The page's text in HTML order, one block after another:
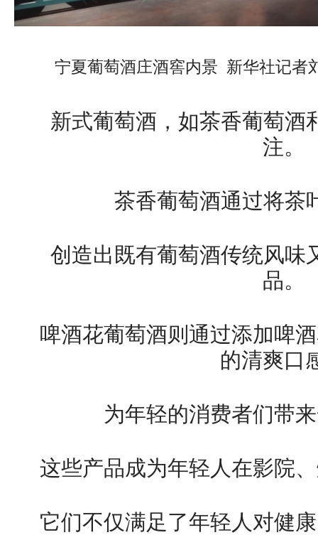
宁夏葡萄酒庄酒窖内景 新华社记者
新式葡萄酒，如茶香葡萄酒
注。
茶香葡萄酒通过将茶
创造出既有葡萄酒传统风味
品。
啤酒花葡萄酒则通过添加啤
的清爽口
为年轻的消费者们带
这些产品成为年轻人在影院
它们不仅满足了年轻人对健